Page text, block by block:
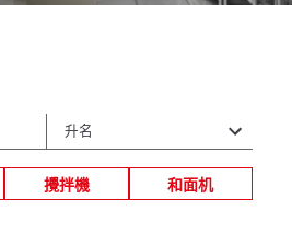
攪拌機 和面机